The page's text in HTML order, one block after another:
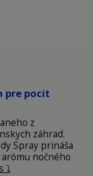
pre pocit
z
záhrad.
Spray prináša
nočného
⤵️